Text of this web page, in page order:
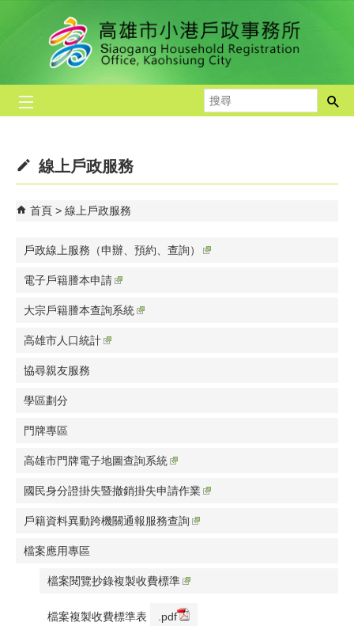
跳到主要內容區塊
尋
線上戶政服務
首頁 線上戶政服務
戶政線上服務（申辦、預約、查詢）
電子戶籍謄本申請
大宗戶籍謄本查詢系統
高雄市人口統計
協尋親友服務
學區劃分
門牌專區
高雄市門牌電子地圖查詢系統
國民身分證掛失暨撤銷掛失申請作業
戶籍資料異動跨機關通報服務查詢
檔案應用專區
檔案閱覽抄錄複製收費標準
檔案複製收費標準表 .pdf